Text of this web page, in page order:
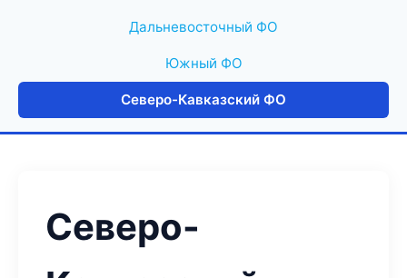
Дальневосточный ФО
Южный ФО
Северо-Кавказский ФО
Северо-